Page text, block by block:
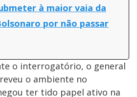
à maior vaia da
por não passar
o interrogatório, o general
o ambiente no
ter tido papel ativo na